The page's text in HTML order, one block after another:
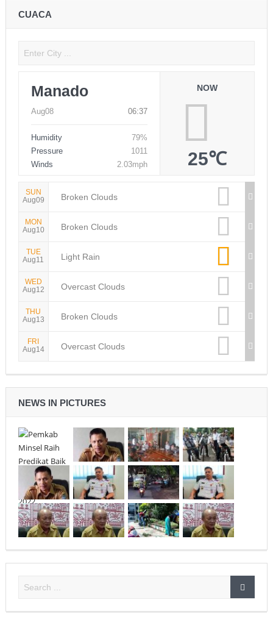
CUACA
Manado
Aug08 06:37
Humidity
79%
Pressure
1011
Winds
2.03mph
NOW
25℃
SUN
Aug09
Broken Clouds
MON
Aug10
Broken Clouds
TUE
Aug11
Light Rain
WED
Aug12
Overcast Clouds
THU
Aug13
Broken Clouds
FRI
Aug14
Overcast Clouds
NEWS IN PICTURES